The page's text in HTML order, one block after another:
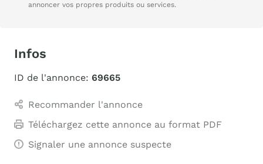
annoncer vos propres produits ou services.
Infos
ID de l'annonce: 69665
Recommander l'annonce
Téléchargez cette annonce au format PDF
Signaler une annonce suspecte